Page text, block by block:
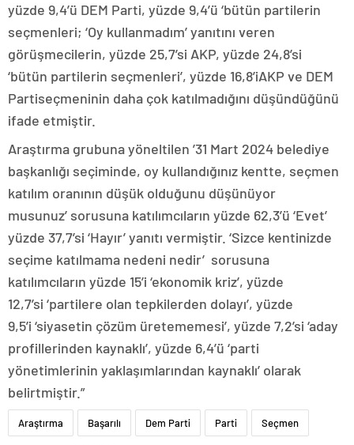
yüzde 9,4’ü DEM Parti, yüzde 9,4’ü ‘bütün partilerin
seçmenleri; ‘Oy kullanmadım’ yanıtını veren
görüşmecilerin, yüzde 25,7’si AKP, yüzde 24,8’si
‘bütün partilerin seçmenleri’, yüzde 16,8’iAKP ve DEM
Partiseçmeninin daha çok katılmadığını düşündüğünü
ifade etmiştir.
Araştırma grubuna yöneltilen ’31 Mart 2024 belediye
başkanlığı seçiminde, oy kullandığınız kentte, seçmen
katılım oranının düşük olduğunu düşünüyor
musunuz’ sorusuna katılımcıların yüzde 62,3’ü ‘Evet’
yüzde 37,7’si ‘Hayır’ yanıtı vermiştir. ‘Sizce kentinizde
seçime katılmama nedeni nedir’ sorusuna
katılımcıların yüzde 15’i ‘ekonomik kriz’, yüzde
12,7’si ‘partilere olan tepkilerden dolayı’, yüzde
9,5’i ‘siyasetin çözüm üretememesi’, yüzde 7,2’si ‘aday
profillerinden kaynaklı’, yüzde 6,4’ü ‘parti
yönetimlerinin yaklaşımlarından kaynaklı’ olarak
belirtmiştir.”
Araştırma Başarılı Dem Parti Parti Seçmen